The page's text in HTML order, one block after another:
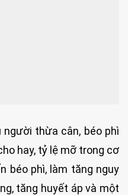
người thừa cân, béo phì
hay, tỷ lệ mỡ trong cơ
béo phì, làm tăng nguy
tăng huyết áp và một